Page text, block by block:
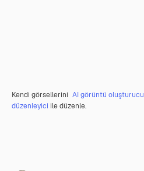
Kendi görsellerini AI görüntü oluşturucu
düzenleyici ile düzenle.